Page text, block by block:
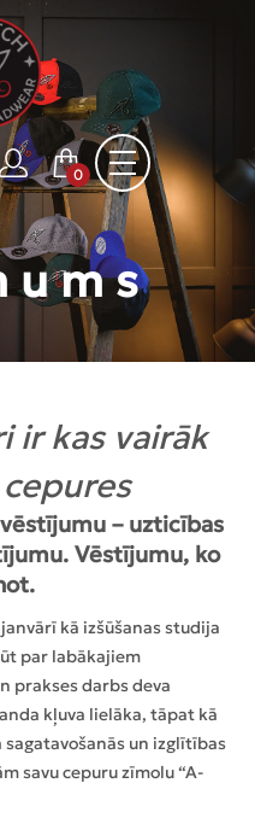
0
ir kas vairāk
– uzticības
Vēstījumu, ko
kā izšūšanas studija
par labākajiem
prakses darbs deva
kļuva lielāka, tāpat kā
sagatavošanās un izglītības
savu cepuru zīmolu “A-